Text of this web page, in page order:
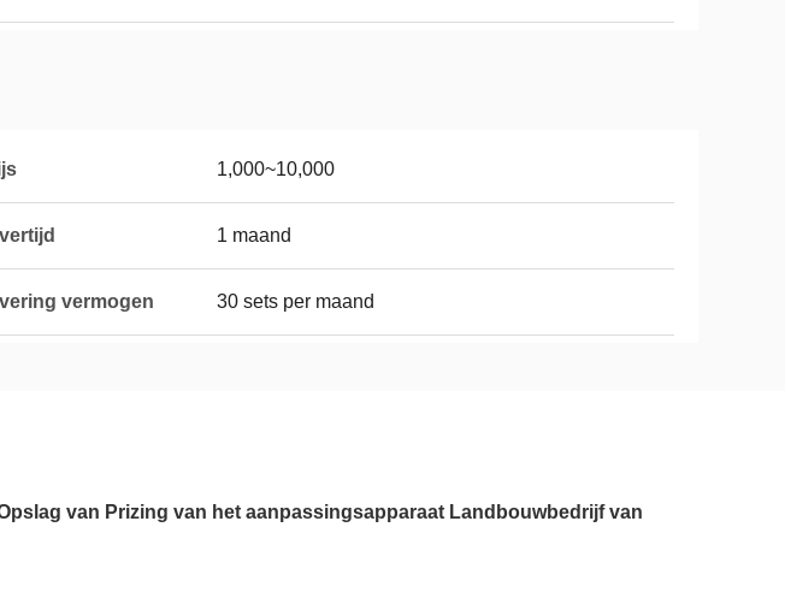
1,000~10,000
1 maand
vermogen 30 sets per maand
van Prizing van het aanpassingsapparaat Landbouwbedrijf van